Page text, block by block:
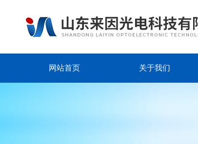
网站首页 关于我们